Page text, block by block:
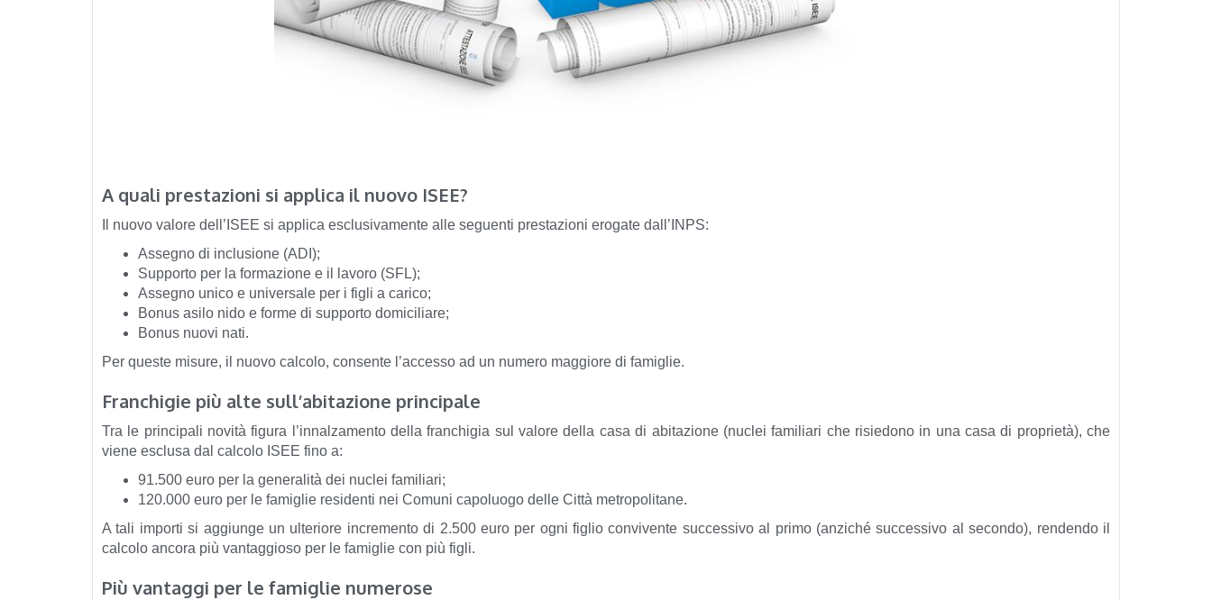
A quali prestazioni si applica il nuovo ISEE?
Il nuovo valore dell’ISEE si applica esclusivamente alle seguenti prestazioni erogate dall’INPS:
Assegno di inclusione (ADI);
Supporto per la formazione e il lavoro (SFL);
Assegno unico e universale per i figli a carico;
Bonus asilo nido e forme di supporto domiciliare;
Bonus nuovi nati.
Per queste misure, il nuovo calcolo, consente l’accesso ad un numero maggiore di famiglie.
Franchigie più alte sull’abitazione principale
Tra le principali novità figura l’innalzamento della franchigia sul valore della casa di abitazione (nuclei familiari che risiedono in una casa di proprietà), che
viene esclusa dal calcolo ISEE fino a:
91.500 euro per la generalità dei nuclei familiari;
120.000 euro per le famiglie residenti nei Comuni capoluogo delle Città metropolitane.
A tali importi si aggiunge un ulteriore incremento di 2.500 euro per ogni figlio convivente successivo al primo (anziché successivo al secondo), rendendo il
calcolo ancora più vantaggioso per le famiglie con più figli.
Più vantaggi per le famiglie numerose